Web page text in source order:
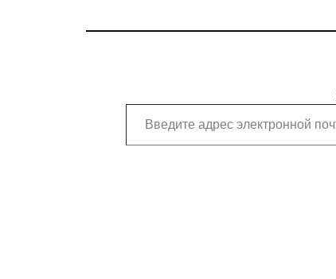
Введите адрес электронной почты…